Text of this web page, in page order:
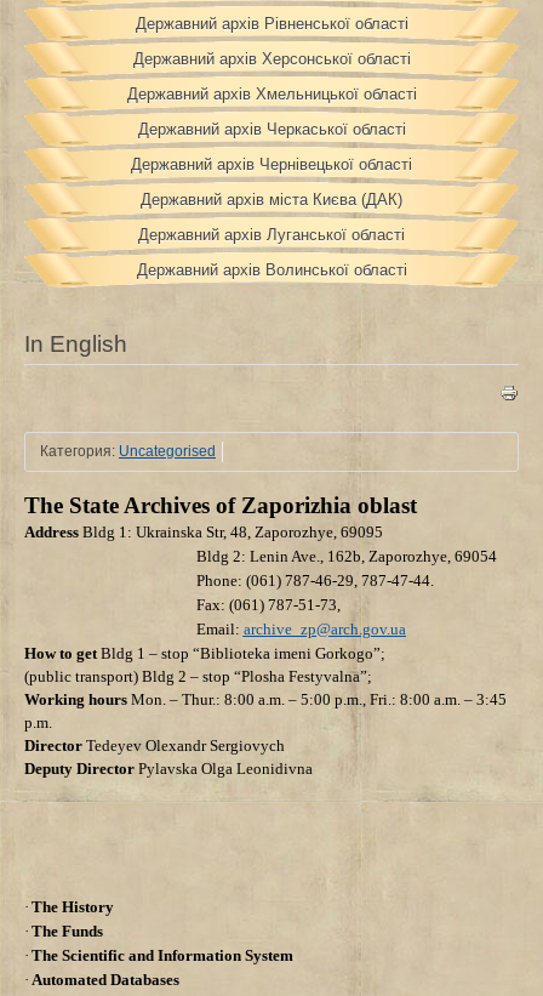
Державний архів Рівненської області
Державний архів Херсонської області
Державний архів Хмельницької області
Державний архів Черкаської області
Державний архів Чернівецької області
Державний архів міста Києва (ДАК)
Державний архів Луганської області
Державний архів Волинської області
In English
Категория: Uncategorised
The State Archives of Zaporizhia oblast
Address Bldg 1: Ukrainska Str, 48, Zaporozhye, 69095
Bldg 2: Lenin Ave., 162b, Zaporozhye, 69054
Phone: (061) 787-46-29, 787-47-44.
Fax: (061) 787-51-73,
Email: archive_zp@arch.gov.ua
How to get Bldg 1 – stop “Biblioteka imeni Gorkogo”;
(public transport) Bldg 2 – stop “Plosha Festyvalna”;
Working hours Mon. – Thur.: 8:00 a.m. – 5:00 p.m., Fri.: 8:00 a.m. – 3:45
p.m.
Director Tedeyev Olexandr Sergiovych
Deputy Director Pylavska Olga Leonidivna
· The History
· The Funds
· The Scientific and Information System
· Automated Databases